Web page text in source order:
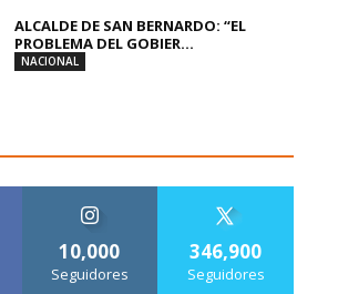
ALCALDE DE SAN BERNARDO: “EL
PROBLEMA DEL GOBIER...
NACIONAL
10,000
Seguidores
346,900
Seguidores